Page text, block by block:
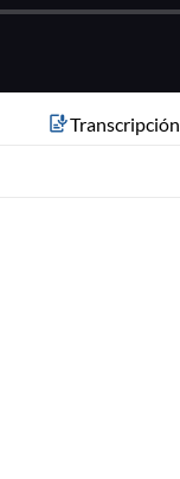
Transcripción